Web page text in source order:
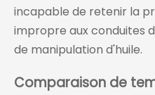
incapable de retenir la
impropre aux conduites
de manipulation d'huile.
Comparaison de